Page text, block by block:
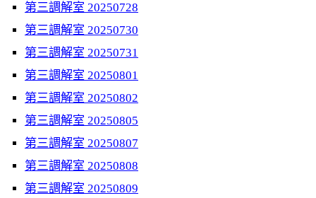
第三調解室 20250728
第三調解室 20250730
第三調解室 20250731
第三調解室 20250801
第三調解室 20250802
第三調解室 20250805
第三調解室 20250807
第三調解室 20250808
第三調解室 20250809